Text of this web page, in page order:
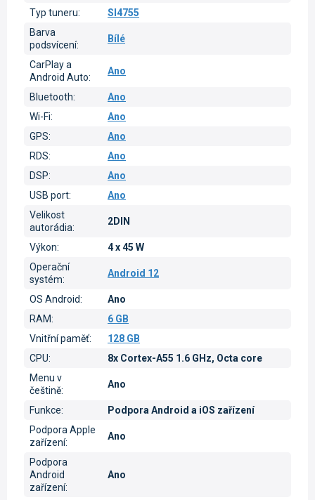
Typ tuneru:
SI4755
Barva
podsvícení:
Bílé
CarPlay a
Android Auto:
Ano
Bluetooth:
Ano
Wi-Fi:
Ano
GPS:
Ano
RDS:
Ano
DSP:
Ano
USB port:
Ano
Velikost
autorádia:
2DIN
Výkon:
4 x 45 W
Operační
systém:
Android 12
OS Android:
Ano
RAM:
6 GB
Vnitřní paměť:
128 GB
CPU:
8x Cortex-A55 1.6 GHz, Octa core
Menu v
češtině:
Ano
Funkce:
Podpora Android a iOS zařízení
Podpora Apple
zařízení:
Ano
Podpora
Android
zařízení:
Ano